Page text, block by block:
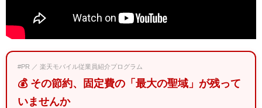
#PR ／ 楽天モバイル従業員紹介プログラム
💰 その節約、固定費の「最大の聖域」が残って
いませんか